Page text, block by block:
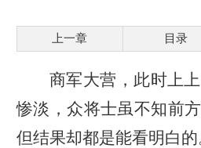
上一章 目录
商军大营，此时上
惨淡，众将士虽不知前
但结果却都是能看明白的